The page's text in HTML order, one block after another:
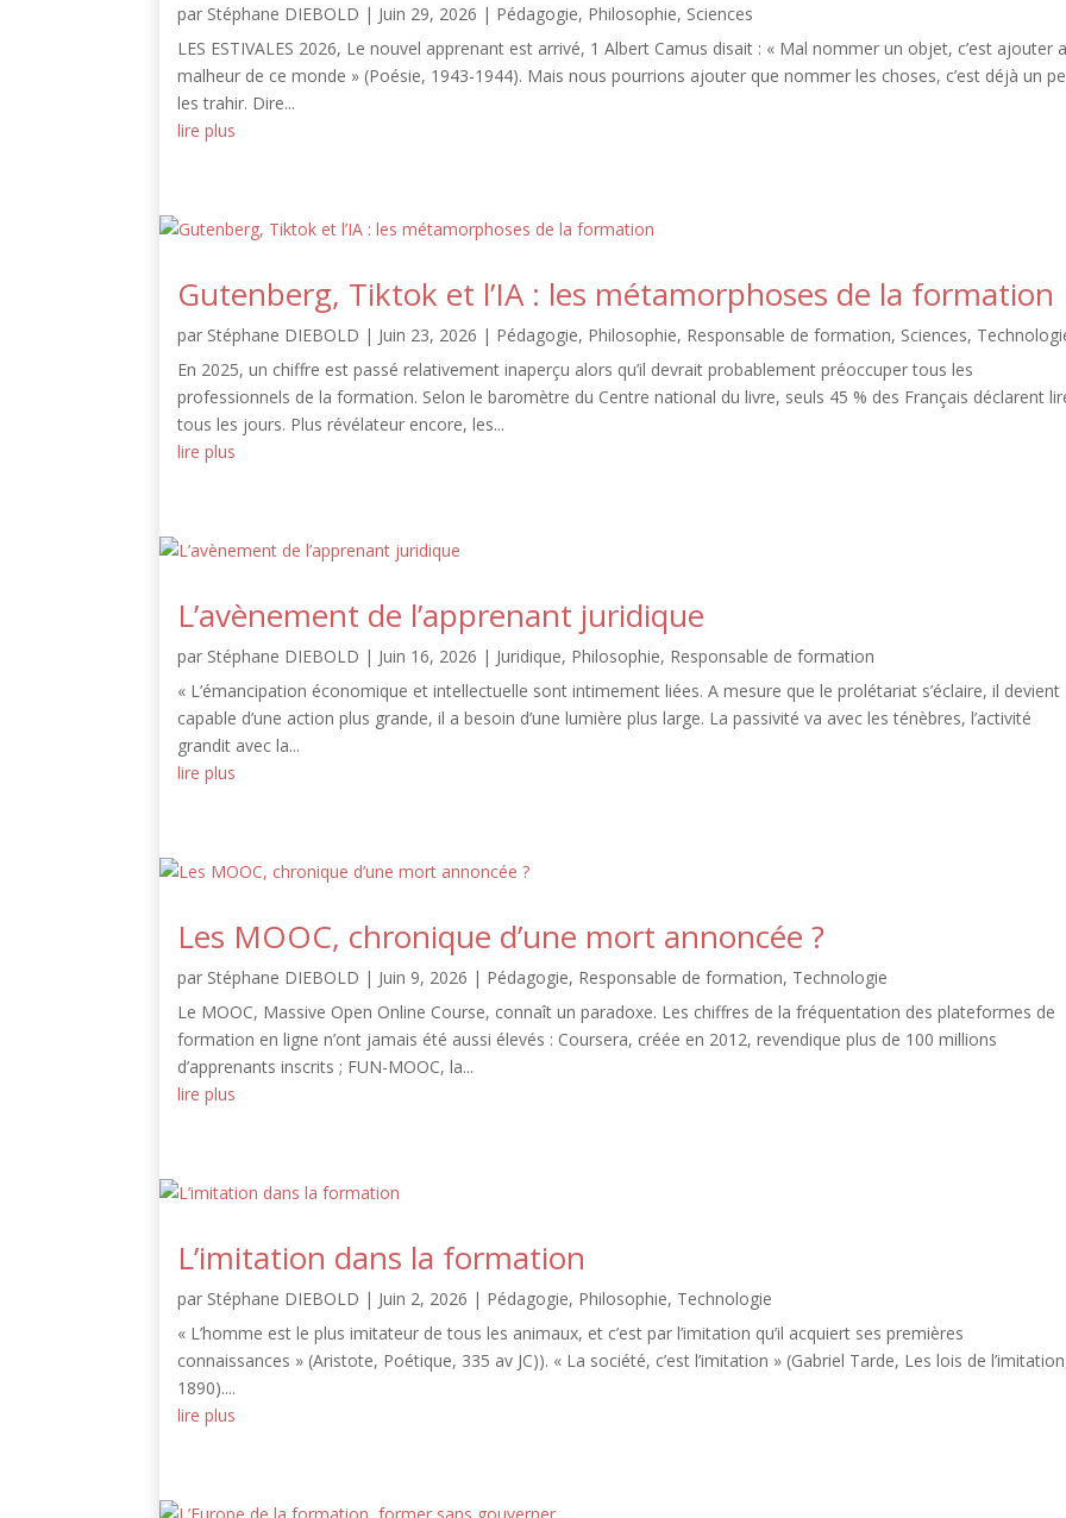
par Stéphane DIEBOLD | Juin 29, 2026 | Pédagogie, Philosophie, Sciences
LES ESTIVALES 2026, Le nouvel apprenant est arrivé, 1 Albert Camus disait : « Mal nommer un objet, c’est ajouter
malheur de ce monde » (Poésie, 1943-1944). Mais nous pourrions ajouter que nommer les choses, c’est déjà un
les trahir. Dire...
lire plus
Gutenberg, Tiktok et l’IA : les métamorphoses de la formation
par Stéphane DIEBOLD | Juin 23, 2026 | Pédagogie, Philosophie, Responsable de formation, Sciences,
En 2025, un chiffre est passé relativement inaperçu alors qu’il devrait probablement préoccuper tous les
professionnels de la formation. Selon le baromètre du Centre national du livre, seuls 45 % des Français déclarent
tous les jours. Plus révélateur encore, les...
lire plus
L’avènement de l’apprenant juridique
par Stéphane DIEBOLD | Juin 16, 2026 | Juridique, Philosophie, Responsable de formation
« L’émancipation économique et intellectuelle sont intimement liées. A mesure que le prolétariat s’éclaire, il devient
capable d’une action plus grande, il a besoin d’une lumière plus large. La passivité va avec les ténèbres, l’activité
grandit avec la...
lire plus
Les MOOC, chronique d’une mort annoncée ?
par Stéphane DIEBOLD | Juin 9, 2026 | Pédagogie, Responsable de formation, Technologie
Le MOOC, Massive Open Online Course, connaît un paradoxe. Les chiffres de la fréquentation des plateformes de
formation en ligne n’ont jamais été aussi élevés : Coursera, créée en 2012, revendique plus de 100 millions
d’apprenants inscrits ; FUN-MOOC, la...
lire plus
L’imitation dans la formation
par Stéphane DIEBOLD | Juin 2, 2026 | Pédagogie, Philosophie, Technologie
« L’homme est le plus imitateur de tous les animaux, et c’est par l’imitation qu’il acquiert ses premières
connaissances » (Aristote, Poétique, 335 av JC)). « La société, c’est l’imitation » (Gabriel Tarde, Les lois de
1890)....
lire plus